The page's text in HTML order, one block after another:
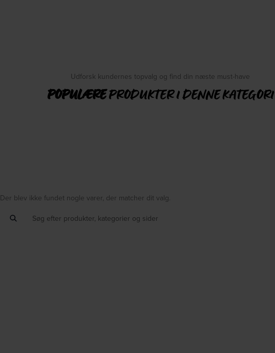
Udforsk kundernes topvalg og find din næste must-have
POPULÆREPRODUKTER I DENNE KATEGORI
Der blev ikke fundet nogle varer, der matcher dit valg.